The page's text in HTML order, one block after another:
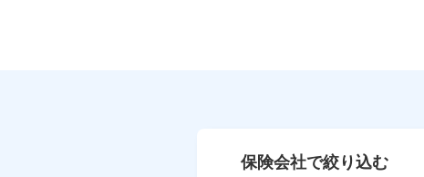
保険会社で絞り込む